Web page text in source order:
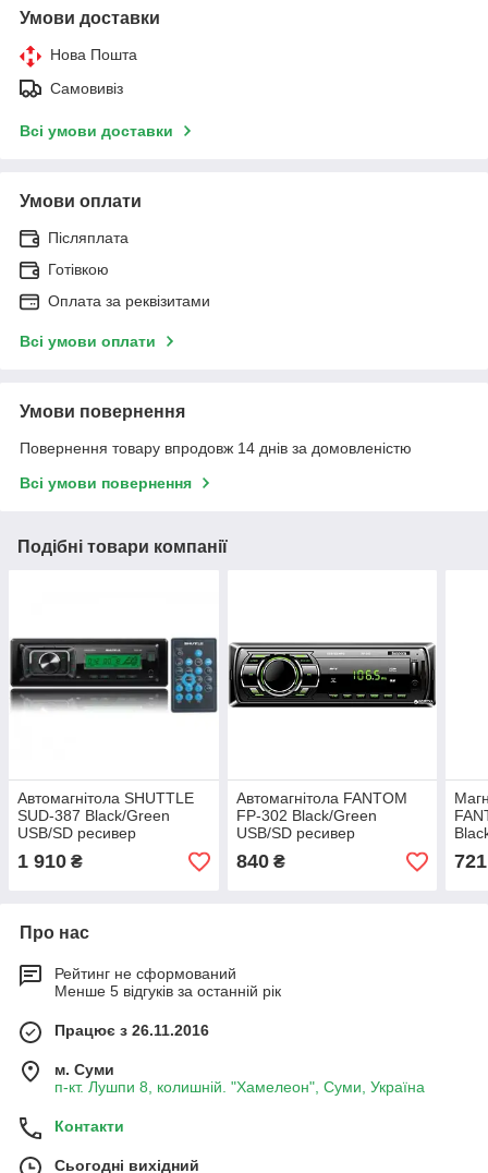
Умови доставки
Нова Пошта
Самовивіз
Всі умови доставки
Умови оплати
Післяплата
Готівкою
Оплата за реквізитами
Всі умови оплати
Умови повернення
Повернення товару впродовж 14 днів за домовленістю
Всі умови повернення
Подібні товари компанії
Автомагнітола SHUTTLE
SUD-387 Black/Green
USB/SD ресивер
1 910 ₴
Автомагнітола FANTOM
FP-302 Black/Green
USB/SD ресивер
840₴ 721
Про нас
Рейтинг не сформований
Менше 5 відгуків за останній рік
Працює з 26.11.2016
м. Суми
п-кт. Лушпи 8, колишній. "Хамелеон", Суми, Україна
Контакти
Сьогодні вихідний